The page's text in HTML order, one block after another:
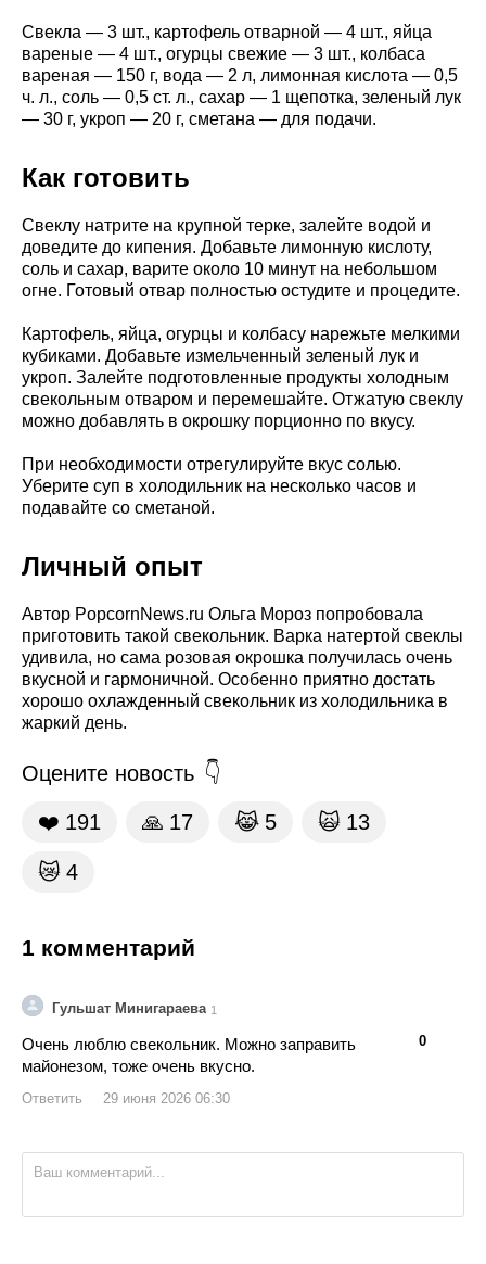
Свекла — 3 шт., картофель отварной — 4 шт., яйца
вареные — 4 шт., огурцы свежие — 3 шт., колбаса
вареная — 150 г, вода — 2 л, лимонная кислота — 0,5
ч. л., соль — 0,5 ст. л., сахар — 1 щепотка, зеленый лук
— 30 г, укроп — 20 г, сметана — для подачи.
Как готовить
Свеклу натрите на крупной терке, залейте водой и
доведите до кипения. Добавьте лимонную кислоту,
соль и сахар, варите около 10 минут на небольшом
огне. Готовый отвар полностью остудите и процедите.
Картофель, яйца, огурцы и колбасу нарежьте мелкими
кубиками. Добавьте измельченный зеленый лук и
укроп. Залейте подготовленные продукты холодным
свекольным отваром и перемешайте. Отжатую свеклу
можно добавлять в окрошку порционно по вкусу.
При необходимости отрегулируйте вкус солью.
Уберите суп в холодильник на несколько часов и
подавайте со сметаной.
Личный опыт
Автор PopcornNews.ru Ольга Мороз попробовала
приготовить такой свекольник. Варка натертой свеклы
удивила, но сама розовая окрошка получилась очень
вкусной и гармоничной. Особенно приятно достать
хорошо охлажденный свекольник из холодильника в
жаркий день.
Оцените новость
❤️ 191 🙏 17 😹 5 🙀 13
😿 4
1 комментарий
Гульшат Минигараева 1
0
Очень люблю свекольник. Можно заправить
майонезом, тоже очень вкусно.
Ответить 29 июня 2026 06:30